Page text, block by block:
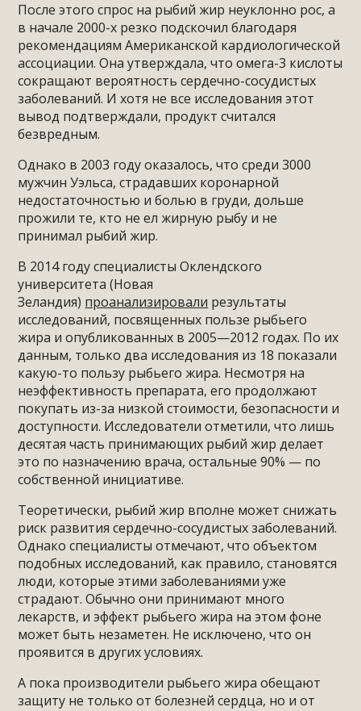
После этого спрос на рыбий жир неуклонно рос, а
в начале 2000-х резко подскочил благодаря
рекомендациям Американской кардиологической
ассоциации. Она утверждала, что омега-3 кислоты
сокращают вероятность сердечно-сосудистых
заболеваний. И хотя не все исследования этот
вывод подтверждали, продукт считался
безвредным.
Однако в 2003 году оказалось, что среди 3000
мужчин Уэльса, страдавших коронарной
недостаточностью и болью в груди, дольше
прожили те, кто не ел жирную рыбу и не
принимал рыбий жир.
В 2014 году специалисты Оклендского
университета (Новая
Зеландия) проанализировали результаты
исследований, посвященных пользе рыбьего
жира и опубликованных в 2005—2012 годах. По их
данным, только два исследования из 18 показали
какую-то пользу рыбьего жира. Несмотря на
неэффективность препарата, его продолжают
покупать из-за низкой стоимости, безопасности и
доступности. Исследователи отметили, что лишь
десятая часть принимающих рыбий жир делает
это по назначению врача, остальные 90% — по
собственной инициативе.
Теоретически, рыбий жир вполне может снижать
риск развития сердечно-сосудистых заболеваний.
Однако специалисты отмечают, что объектом
подобных исследований, как правило, становятся
люди, которые этими заболеваниями уже
страдают. Обычно они принимают много
лекарств, и эффект рыбьего жира на этом фоне
может быть незаметен. Не исключено, что он
проявится в других условиях.
А пока производители рыбьего жира обещают
защиту не только от болезней сердца, но и от